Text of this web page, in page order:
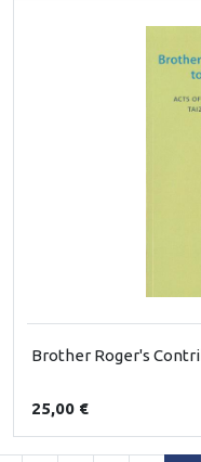
Brother Roger's
25,00 €